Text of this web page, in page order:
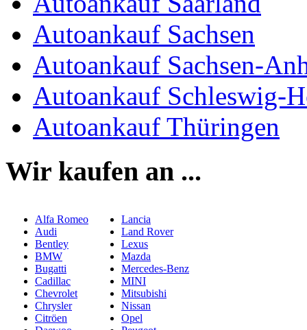
Autoankauf Sachsen
Autoankauf Sachsen-
Autoankauf Schleswig-
Autoankauf Thüringen
Wir kaufen an ...
Alfa Romeo
Audi
Bentley
BMW
Bugatti
Cadillac
Chevrolet
Chrysler
Citröen
Lancia
Land Rover
Lexus
Mazda
Mercedes-Benz
MINI
Mitsubishi
Nissan
Opel